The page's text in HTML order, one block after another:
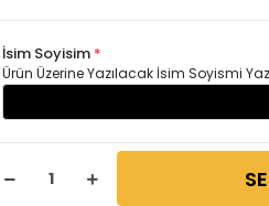
İsim Soyisim *
Ürün Üzerine Yazılacak İsim Soyismi